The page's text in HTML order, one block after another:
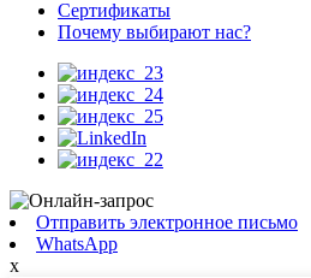
Сертификаты
Почему выбирают нас?
Отправить электронное письмо
WhatsApp
x